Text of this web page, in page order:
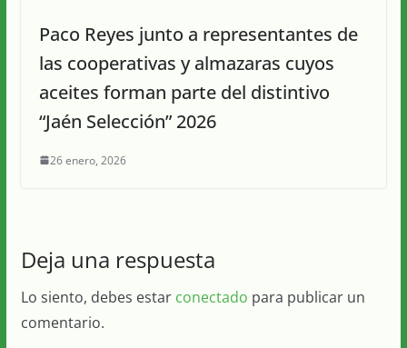
Paco Reyes junto a representantes de
las cooperativas y almazaras cuyos
aceites forman parte del distintivo
“Jaén Selección” 2026
26 enero, 2026
Deja una respuesta
Lo siento, debes estar conectado para publicar un
comentario.